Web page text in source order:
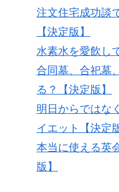
注文住宅成功談
【決定版】
水素水を愛飲し
合同墓、合祀墓
る？【決定版】
明日からではな
イエット【決定
本当に使える英
版】